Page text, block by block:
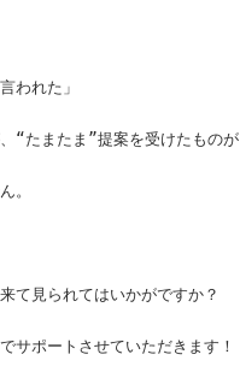
われた」
“たまたま”提案を受けたものが
。
て見られてはいかがですか？
サポートさせていただきます！